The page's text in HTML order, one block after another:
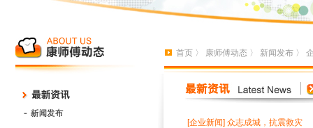
首页 〉 康师傅动态 〉 新闻发布 〉
[企业新闻] 众志成城，抗震救灾